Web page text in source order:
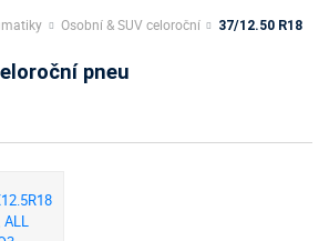
Osobní & SUV celoroční 37/12.50 R18
pneu